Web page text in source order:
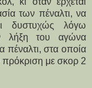
των πέναλτι, να
δυστυχώς λόγω
λήξη του αγώνα
πέναλτι, στα οποία
πρόκριση με σκορ 2